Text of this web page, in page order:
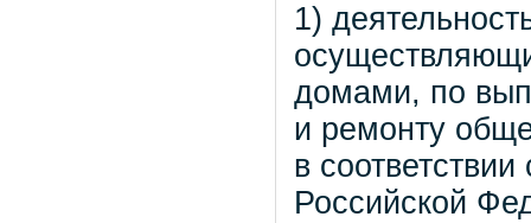
1)
домами, по
и ремонту
в
Российской